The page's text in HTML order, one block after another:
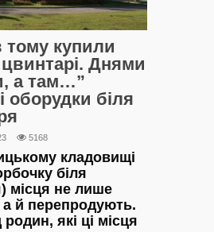
тому купили
Днями
а там…”
оборудки біля
5168
кладовищі
біля
місця не лише
й перепродують.
які ці місця